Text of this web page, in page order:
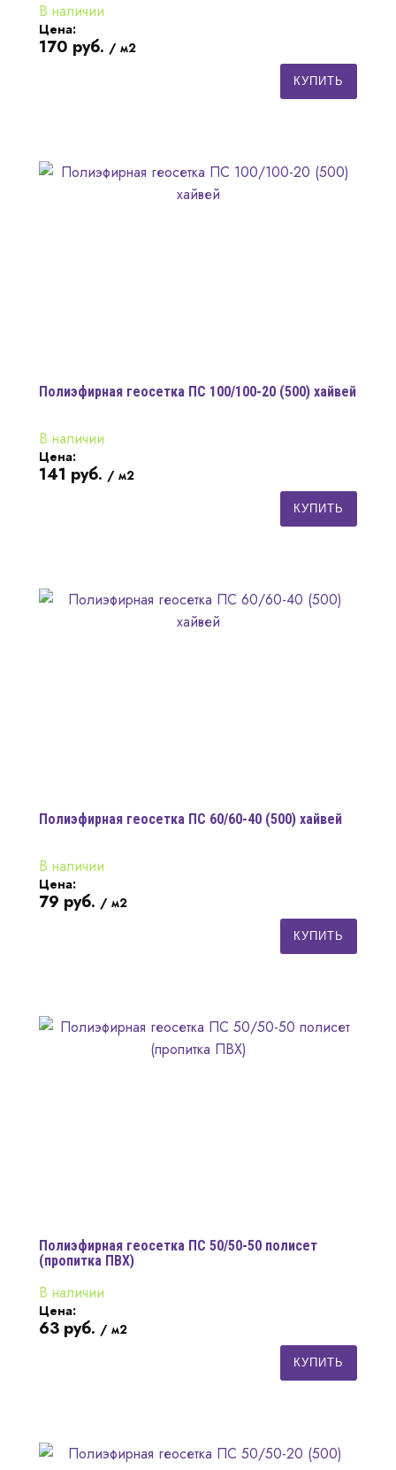
В наличии
Цена:
170 руб. / м2
КУПИТЬ
Полиэфирная геосетка ПС 100/100-20 (500) хайвей
В наличии
Цена:
141 руб. / м2
КУПИТЬ
Полиэфирная геосетка ПС 60/60-40 (500) хайвей
В наличии
Цена:
79 руб. / м2
КУПИТЬ
Полиэфирная геосетка ПС 50/50-50 полисет
(пропитка ПВХ)
В наличии
Цена:
63 руб. / м2
КУПИТЬ